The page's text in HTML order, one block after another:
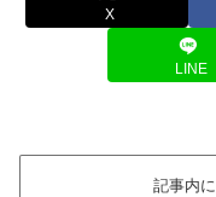
X
LINE
記事内